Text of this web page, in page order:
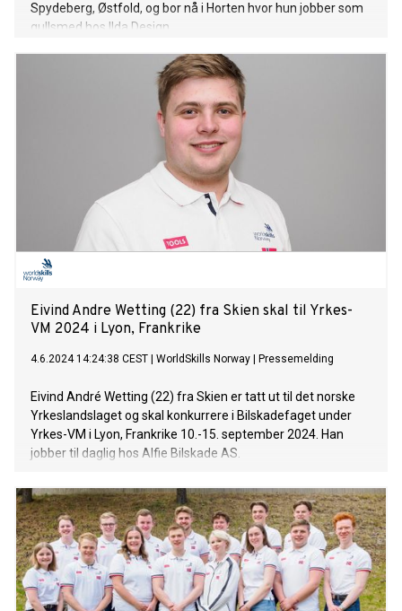
Spydeberg, Østfold, og bor nå i Horten hvor hun jobber som
gullsmed hos Ilda Design.
Eivind Andre Wetting (22) fra Skien skal til Yrkes-
VM 2024 i Lyon, Frankrike
4.6.2024 14:24:38 CEST WorldSkills Norway Pressemelding
Eivind André Wetting (22) fra Skien er tatt ut til det norske
Yrkeslandslaget og skal konkurrere i Bilskadefaget under
Yrkes-VM i Lyon, Frankrike 10.-15. september 2024. Han
jobber til daglig hos Alfie Bilskade AS.